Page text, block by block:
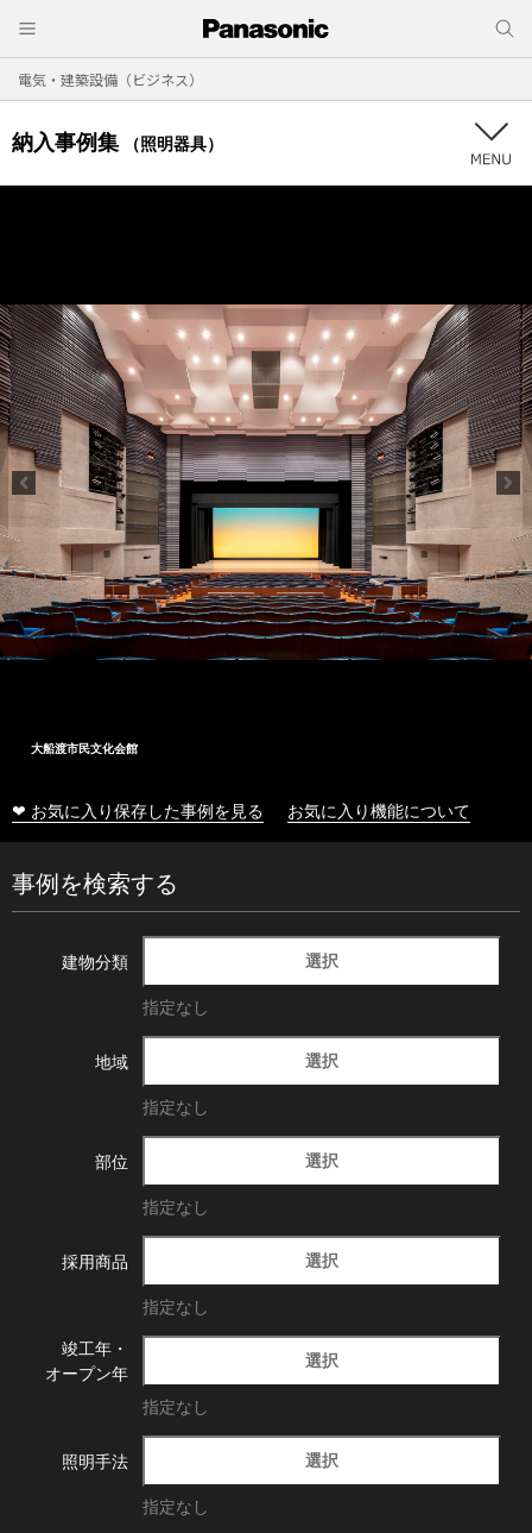
電気・建築設備（ビジネス）
納入事例集 （照明器具）
大船渡市民文化会館
❤ お気に入り保存した事例を見る お気に入り機能について
事例を検索する
建物分類 選択
指定なし
地域 選択
指定なし
部位 選択
指定なし
採用商品 選択
指定なし
竣工年・
オープン年
選択
指定なし
照明手法 選択
指定なし